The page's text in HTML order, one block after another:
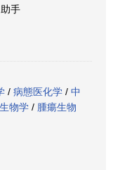
手
/ 病態医化学 / 中
物学 / 腫瘍生物